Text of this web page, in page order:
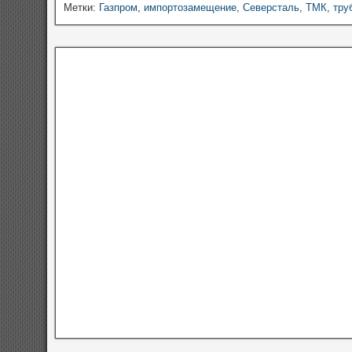
Метки: Газпром, импортозамещение, Северсталь, ТМК,